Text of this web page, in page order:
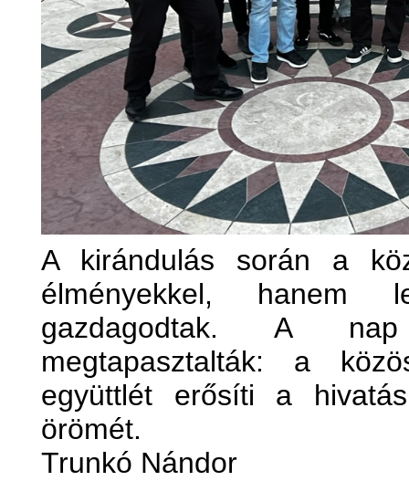
A kirándulás során a
élményekkel, hanem
gazdagodtak. A
megtapasztalták: a
együttlét erősíti a
örömét.
Trunkó Nándor